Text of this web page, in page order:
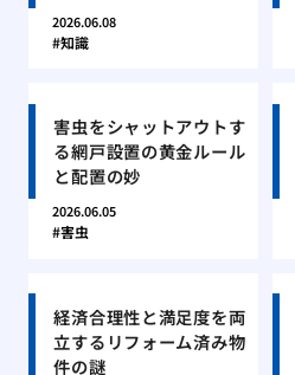
2026.06.08
知識
害虫をシャットアウトす
る網戸設置の黄金ルール
と配置の妙
2026.06.05
害虫
経済合理性と満足度を両
立するリフォーム済み物
件の謎